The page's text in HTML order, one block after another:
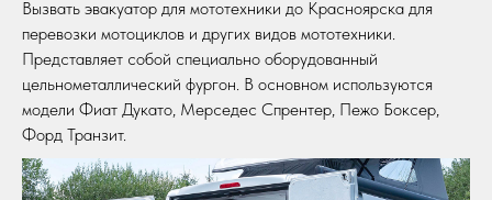
Вызвать эвакуатор для мототехники до Красноярска для
перевозки мотоциклов и других видов мототехники.
Представляет собой специально оборудованный
цельнометаллический фургон. В основном используются
модели Фиат Дукато, Мерседес Спрентер, Пежо Боксер,
Форд Транзит.